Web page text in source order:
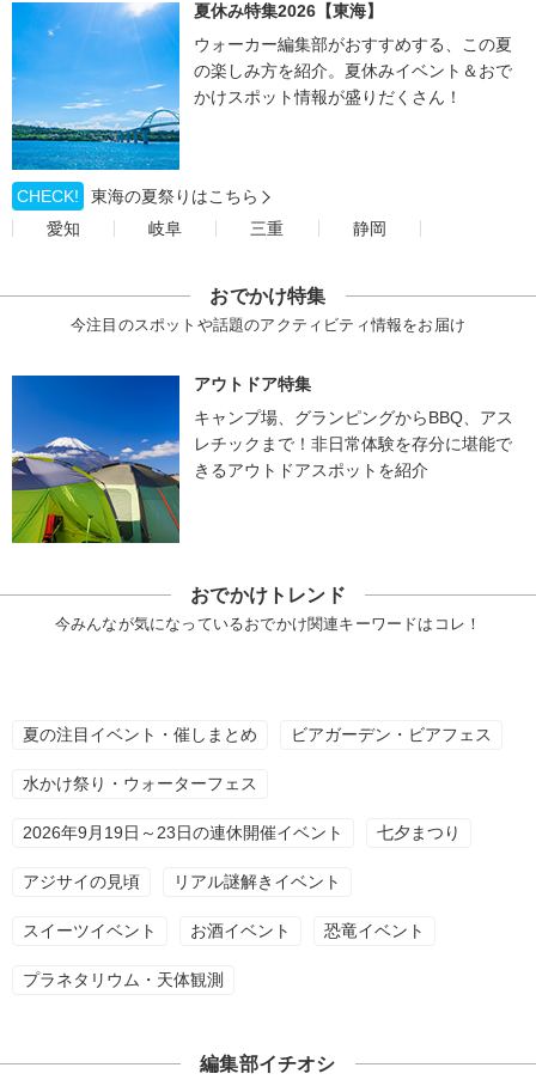
夏休み特集2026【東海】
ウォーカー編集部がおすすめする、この夏
の楽しみ方を紹介。夏休みイベント＆おで
かけスポット情報が盛りだくさん！
CHECK!
東海の夏祭りはこちら
愛知
岐阜 三重 静岡
おでかけ特集
今注目のスポットや話題のアクティビティ情報をお届け
アウトドア特集
キャンプ場、グランピングからBBQ、アス
レチックまで！非日常体験を存分に堪能で
きるアウトドアスポットを紹介
おでかけトレンド
今みんなが気になっているおでかけ関連キーワードはコレ！
夏の注目イベント・催しまとめ ビアガーデン・ビアフェス
水かけ祭り・ウォーターフェス
2026年9月19日～23日の連休開催イベント 七夕まつり
アジサイの見頃 リアル謎解きイベント
スイーツイベント お酒イベント 恐竜イベント
プラネタリウム・天体観測
編集部イチオシ